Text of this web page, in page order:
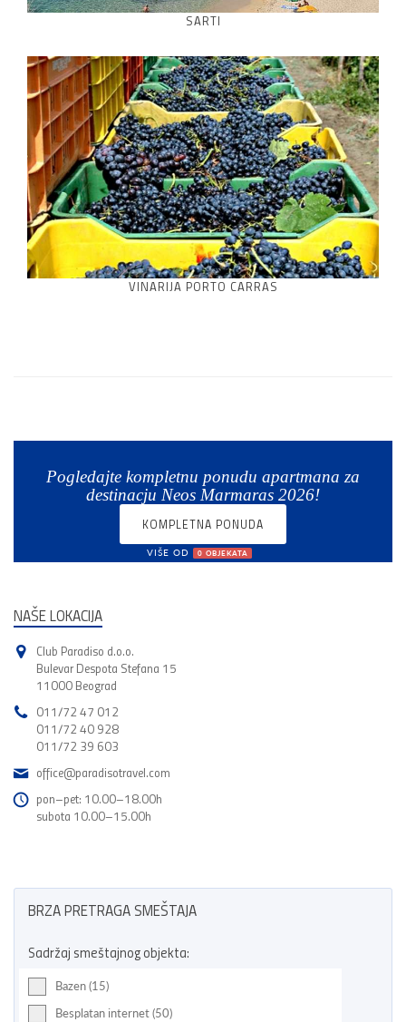
SARTI
VINARIJA PORTO CARRAS
Pogledajte kompletnu ponudu apartmana za
destinacju Neos Marmaras 2026!
KOMPLETNA PONUDA
VIŠE OD 0 OBJEKATA
NAŠE LOKACIJA
Club Paradiso d.o.o.
Bulevar Despota Stefana 15
11000 Beograd
011/72 47 012
011/72 40 928
011/72 39 603
office@paradisotravel.com
pon–pet: 10.00–18.00h
subota 10.00–15.00h
BRZA PRETRAGA SMEŠTAJA
Sadržaj smeštajnog objekta:
Bazen (15)
Besplatan internet (50)